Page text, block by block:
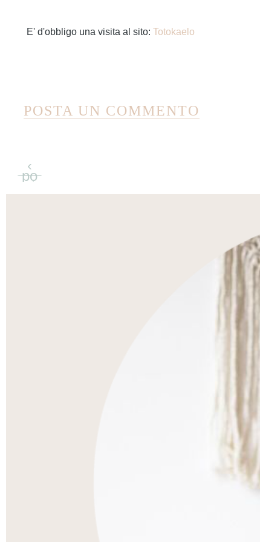
E' d'obbligo una visita al sito: Totokaelo
POSTA UN COMMENTO
‹
po
st
re